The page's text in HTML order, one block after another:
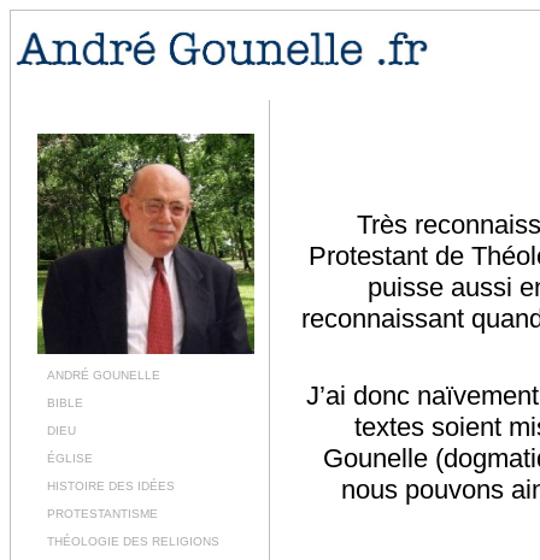
ANDRÉ GOUNELLE
BIBLE
DIEU
ÉGLISE
HISTOIRE DES IDÉES
PROTESTANTISME
THÉOLOGIE DES RELIGIONS
Très
Protestant de
puisse aussi
reconnaissant
J’ai donc
textes soient
Gounelle
nous pouvons